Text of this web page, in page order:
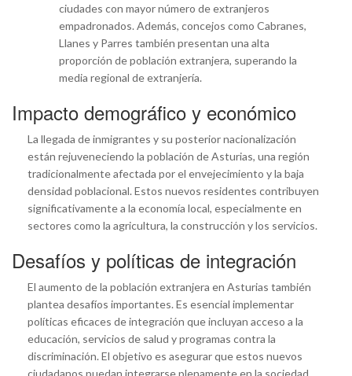
ciudades con mayor número de extranjeros
empadronados. Además, concejos como Cabranes,
Llanes y Parres también presentan una alta
proporción de población extranjera, superando la
media regional de extranjería.
Impacto demográfico y económico
La llegada de inmigrantes y su posterior nacionalización
están rejuveneciendo la población de Asturias, una región
tradicionalmente afectada por el envejecimiento y la baja
densidad poblacional. Estos nuevos residentes contribuyen
significativamente a la economía local, especialmente en
sectores como la agricultura, la construcción y los servicios.
Desafíos y políticas de integración
El aumento de la población extranjera en Asturias también
plantea desafíos importantes. Es esencial implementar
políticas eficaces de integración que incluyan acceso a la
educación, servicios de salud y programas contra la
discriminación. El objetivo es asegurar que estos nuevos
ciudadanos puedan integrarse plenamente en la sociedad